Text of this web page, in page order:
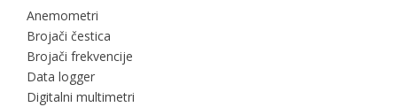
Anemometri
Brojači čestica
Brojači frekvencije
Data logger
Digitalni multimetri